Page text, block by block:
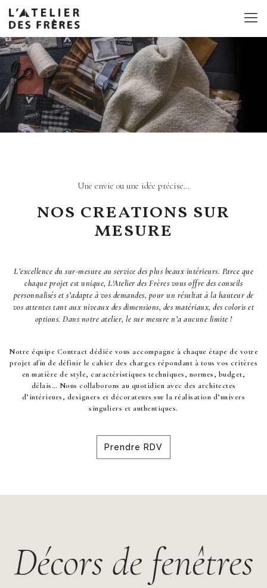
Une envie ou une idée précise…
NOS CREATIONS SUR
MESURE
L’excellence du sur-mesure au service des plus beaux intérieurs. Parce que
chaque projet est unique, L'Atelier des Frères vous offre des conseils
personnalisés et s’adapte à vos demandes, pour un résultat à la hauteur de
vos attentes tant aux niveaux des dimensions, des matériaux, des coloris et
options. Dans notre atelier, le sur mesure n’a aucune limite !
Notre équipe Contract dédiée vous accompagne à chaque étape de votre
projet afin de définir le cahier des charges répondant à tous vos critères
en matière de style, caractéristiques techniques, normes, budget,
délais… Nous collaborons au quotidien avec des architectes
d’intérieurs, designers et décorateurs sur la réalisation d’univers
singuliers et authentiques.
Prendre RDV
Décors de fenêtres